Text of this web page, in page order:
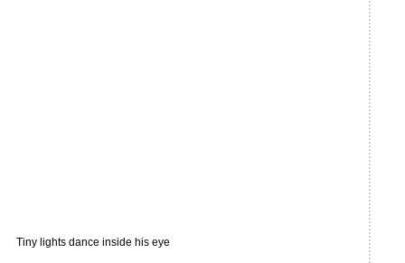
Tiny lights dance inside his eye